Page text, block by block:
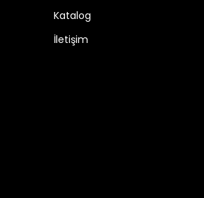
Katalog
İletişim